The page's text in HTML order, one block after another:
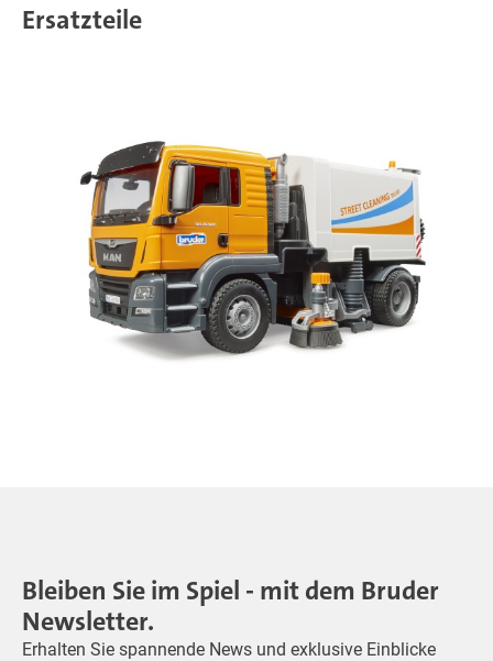
Ersatzteile
Bleiben Sie im Spiel - mit dem Bruder
Newsletter.
Erhalten Sie spannende News und exklusive Einblicke